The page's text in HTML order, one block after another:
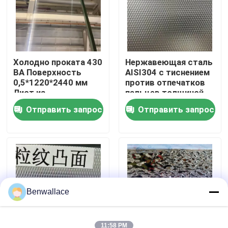
О нас
экскурсия по заводу
Контроль качества
Новости
Случаи
Холодно проката 430
BA Поверхность
0,5*1220*2440 мм
Лист из
нержавеющей стали
с зеркальной
поверхностью 6K
Отправить запрос
Нержавеющая сталь
AISI304 с тиснением
против отпечатков
пальцев толщиной
0,4 - 3,0 мм для
архитектурных
применений
Отправить запрос
Benwallace
11:58 PM